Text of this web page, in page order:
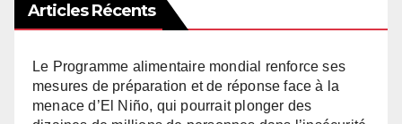
Articles Récents
Le Programme alimentaire mondial renforce ses
mesures de préparation et de réponse face à la
menace d’El Niño, qui pourrait plonger des